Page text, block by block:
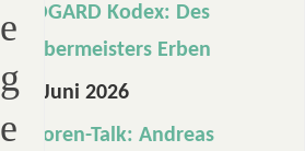
e
g
e
MIDGARD Kodex: Des
Zaubermeisters Erben
26. Juni 2026
Autoren-Talk: Andreas